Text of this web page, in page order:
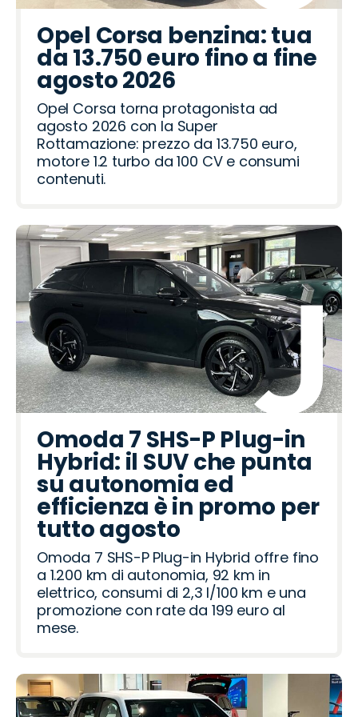
t
c
i
a
r
t
h
r
a
p
r
o
ë
n
d
a
l
g
e
o
t
d
a
c
o
o
n
d
a
i
a
R
o
m
e
o
t
d
R
o
v
e
r
Opel Corsa benzina: tua
da 13.750 euro fino a fine
agosto 2026
Opel Corsa torna protagonista ad
agosto 2026 con la Super
Rottamazione: prezzo da 13.750 euro,
motore 1.2 turbo da 100 CV e consumi
contenuti.
Omoda 7 SHS-P Plug-in
Hybrid: il SUV che punta
su autonomia ed
efficienza è in promo per
tutto agosto
Omoda 7 SHS-P Plug-in Hybrid offre fino
a 1.200 km di autonomia, 92 km in
elettrico, consumi di 2,3 l/100 km e una
promozione con rate da 199 euro al
mese.